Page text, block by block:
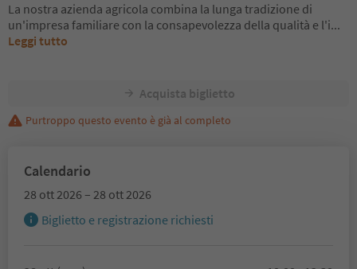
La nostra azienda agricola combina la lunga tradizione di
un'impresa familiare con la consapevolezza della qualità e l'i...
Leggi tutto
Acquista biglietto
Purtroppo questo evento è già al completo
Calendario
28 ott 2026 – 28 ott 2026
Biglietto e registrazione richiesti